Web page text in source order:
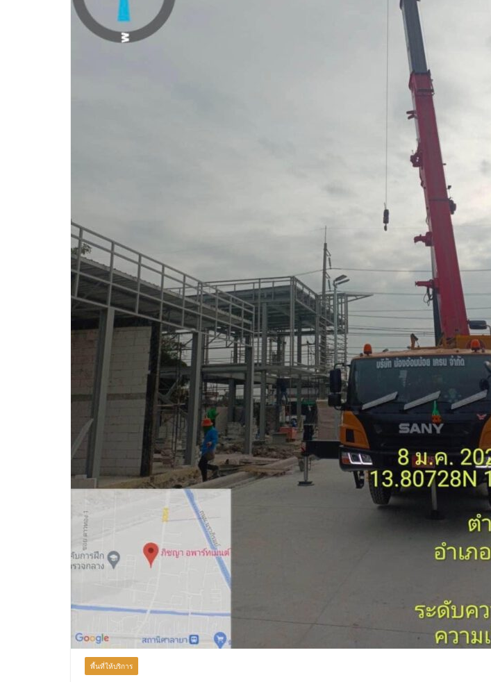
พื้นที่ให้บริการ